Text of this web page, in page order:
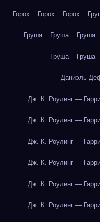
Горох Горох Горох
Груша Груша Груша
Груша Груша
Даниэль
Дж. К. Роулинг —
Дж. К. Роулинг —
Дж. К. Роулинг —
Дж. К. Роулинг —
Дж. К. Роулинг —
Дж. К. Роулинг —